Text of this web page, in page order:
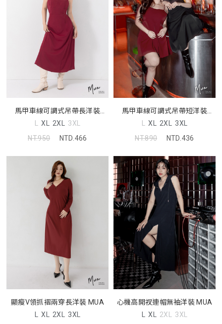
馬甲車線可調式吊帶長洋裝
MUA
L XL 2XL 3XL
NT.950
NTD.466
馬甲車線可調式吊帶短洋裝
MUA
L XL 2XL 3XL
NT.890
NTD.436
顯瘦V領抓褶兩穿長洋裝 MUA
L XL 2XL 3XL
心機高開衩連帽無袖洋裝 MUA
L XL 2XL 3XL